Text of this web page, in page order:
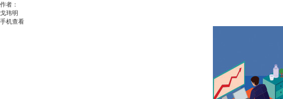
作者：
戈玮明
手机查看